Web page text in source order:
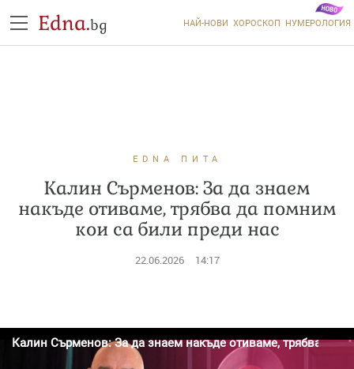
Edna.bg НАЙ-НОВИ ХОРОСКОП НУМЕРОЛОГИЯ
EDNA ПИТА
Калин Сърменов: За да знаем
накъде отиваме, трябва да помним
кои са били преди нас
22.06.2026 14:17